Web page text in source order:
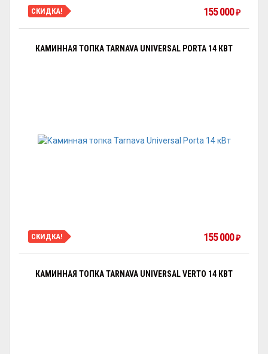
СКИДКА! 155 000₽
КАМИННАЯ ТОПКА TARNAVA UNIVERSAL PORTA 14 КВТ
СКИДКА! 155 000₽
КАМИННАЯ ТОПКА TARNAVA UNIVERSAL VERTO 14 КВТ